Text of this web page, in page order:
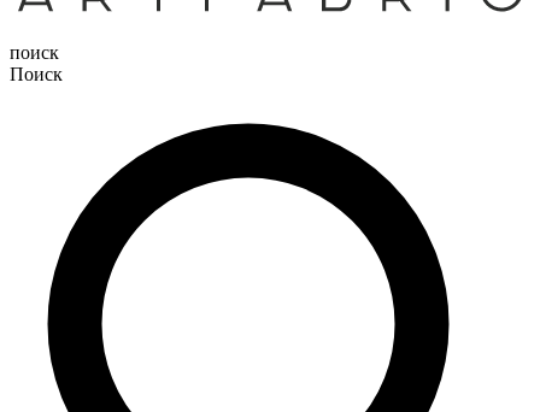
поиск
Поиск